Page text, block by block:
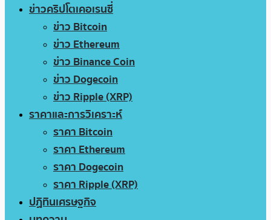
ข่าวคริปโตเคอเรนซี่
ข่าว Bitcoin
ข่าว Ethereum
ข่าว Binance Coin
ข่าว Dogecoin
ข่าว Ripple (XRP)
ราคาและการวิเคราะห์
ราคา Bitcoin
ราคา Ethereum
ราคา Dogecoin
ราคา Ripple (XRP)
ปฏิทินเศรษฐกิจ